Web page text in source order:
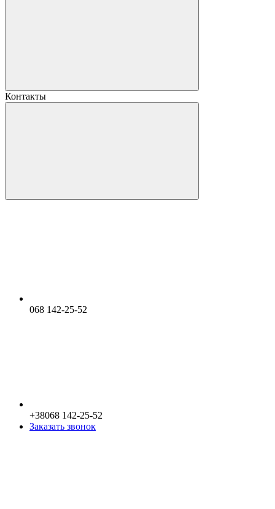
Контакты
068 142-25-52
+38068 142-25-52
Заказать звонок